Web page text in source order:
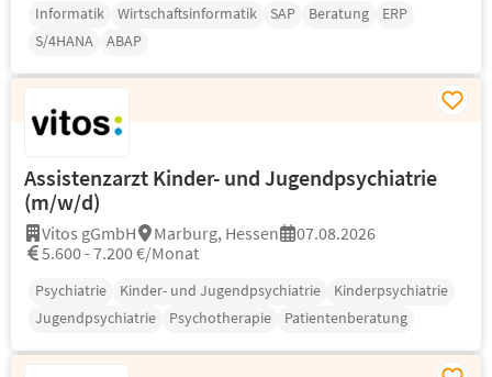
Informatik Wirtschaftsinformatik SAP Beratung
ERP
S/4HANA
ABAP
Assistenzarzt Kinder- und Jugendpsychiatrie
(m/w/d)
Vitos gGmbH Marburg, Hessen
07.08.2026
5.600 - 7.200 €/Monat
Psychiatrie Kinder- und Jugendpsychiatrie
Kinderpsychiatrie
Jugendpsychiatrie
Psychotherapie Patientenberatung